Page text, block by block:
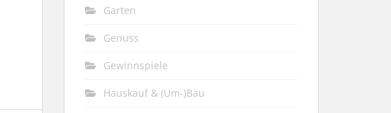
Garten
Genuss
Gewinnspiele
Hauskauf & (Um-)Bau